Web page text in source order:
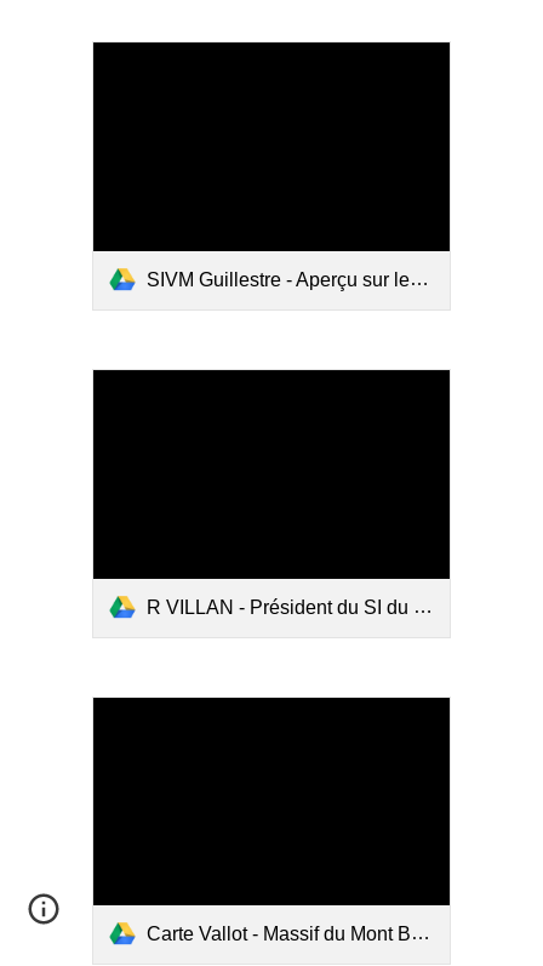
SIVM Guillestre - Aperçu sur les principaux sites et randonnées du Canton de Guillestre.pdf
R VILLAN - Président du SI du Queyras - Le Queyras.pdf
Carte Vallot - Massif du Mont Blanc.pdf